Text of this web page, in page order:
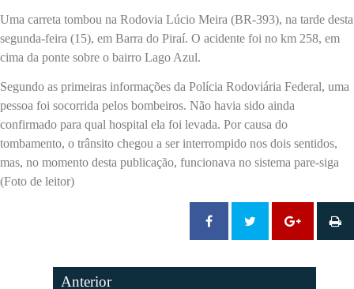
Uma carreta tombou na Rodovia Lúcio Meira (BR-393), na tarde desta
segunda-feira (15), em Barra do Piraí. O acidente foi no km 258, em
cima da ponte sobre o bairro Lago Azul.
Segundo as primeiras informações da Polícia Rodoviária Federal, uma
pessoa foi socorrida pelos bombeiros. Não havia sido ainda
confirmado para qual hospital ela foi levada. Por causa do
tombamento, o trânsito chegou a ser interrompido nos dois sentidos,
mas, no momento desta publicação, funcionava no sistema pare-siga
(Foto de leitor)
Anterior